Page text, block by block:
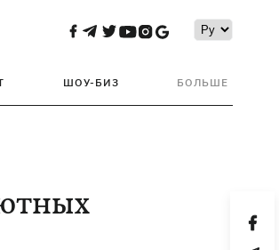
ШОУ-БИЗ БОЛЬШЕ